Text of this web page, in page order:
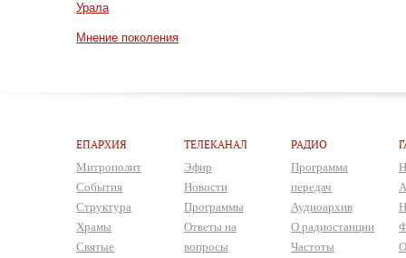
Урала
Мнение поколения
ЕПАРХИЯ
Митрополит
События
Структура
Храмы
Святые
ТЕЛЕКАНАЛ
Эфир
Новости
Программы
Ответы на
вопросы
РАДИО
Программа
передач
Аудиоархив
О радиостанции
Частоты